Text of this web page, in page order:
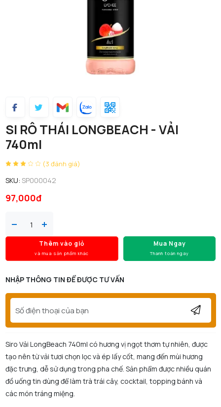
SI RÔ THÁI LONGBEACH - VẢI
740ml
(3 đánh giá)
SKU: SP000042
97,000đ
Thêm vào giỏ
và mua sản phẩm khác
Mua Ngay
Thanh toán ngay
NHẬP THÔNG TIN ĐỂ ĐƯỢC TƯ VẤN
Siro Vải LongBeach 740ml có hương vị ngọt thơm tự nhiên, được
tạo nên từ vải tươi chọn lọc và ép lấy cốt, mang đến mùi hương
đặc trưng, dễ sử dụng trong pha chế. Sản phẩm được nhiều quán
đồ uống tin dùng để làm trà trái cây, cocktail, topping bánh và
các món tráng miệng.